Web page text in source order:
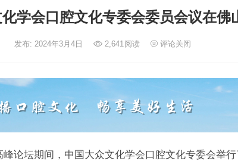
学会口腔文化专委会委员会议在佛
发布: 2024年3月4日 2,641阅读 评论关闭
论坛期间，中国大众文化学会口腔文化专委会举